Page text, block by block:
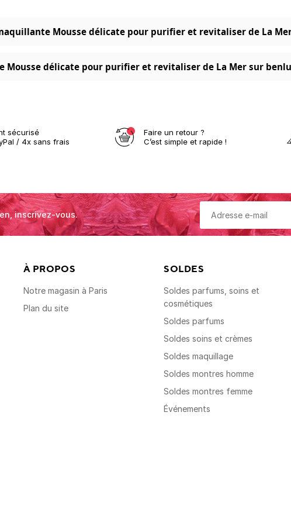
Mousse délicate pour purifier et revitaliser de La
Mousse délicate pour purifier et revitaliser de La Mer sur
sécurisé
/ 4x sans frais
Faire un retour ?
C’est simple et rapide !
inscrivez-vous.
À PROPOS
Notre magasin à Paris
Plan du site
SOLDES
Soldes parfums, soins et
cosmétiques
Soldes parfums
Soldes soins et crèmes
Soldes maquillage
Soldes montres homme
Soldes montres femme
Événements